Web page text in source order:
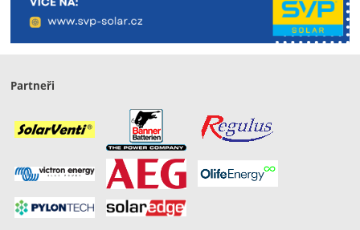
Partneři